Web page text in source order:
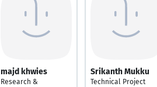
majd khwies
Research &
Srikanth Mukku
Technical Project